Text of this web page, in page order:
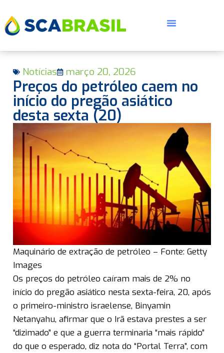
Notícias março 20, 2026
Preços do petróleo caem no
início do pregão asiático
desta sexta (20)
Maquinário de extração de petróleo – Fonte: Getty
Images
Os preços do petróleo caíram mais de 2% no
início do pregão asiático nesta sexta-feira, 20, após
o primeiro-ministro israelense, Binyamin
Netanyahu, afirmar que o Irã estava prestes a ser
“dizimado” e que a guerra terminaria “mais rápido”
do que o esperado, diz nota do “Portal Terra”, com